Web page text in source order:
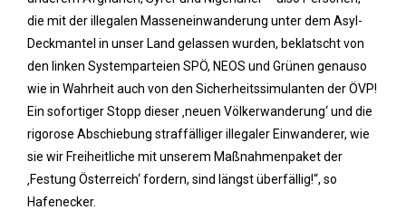
die mit der illegalen Masseneinwanderung unter dem Asyl-
Deckmantel in unser Land gelassen wurden, beklatscht von
den linken Systemparteien SPÖ, NEOS und Grünen genauso
wie in Wahrheit auch von den Sicherheitssimulanten der ÖVP!
Ein sofortiger Stopp dieser ‚neuen Völkerwanderung‘ und die
rigorose Abschiebung straffälliger illegaler Einwanderer, wie
sie wir Freiheitliche mit unserem Maßnahmenpaket der
‚Festung Österreich‘ fordern, sind längst überfällig!“, so
Hafenecker.